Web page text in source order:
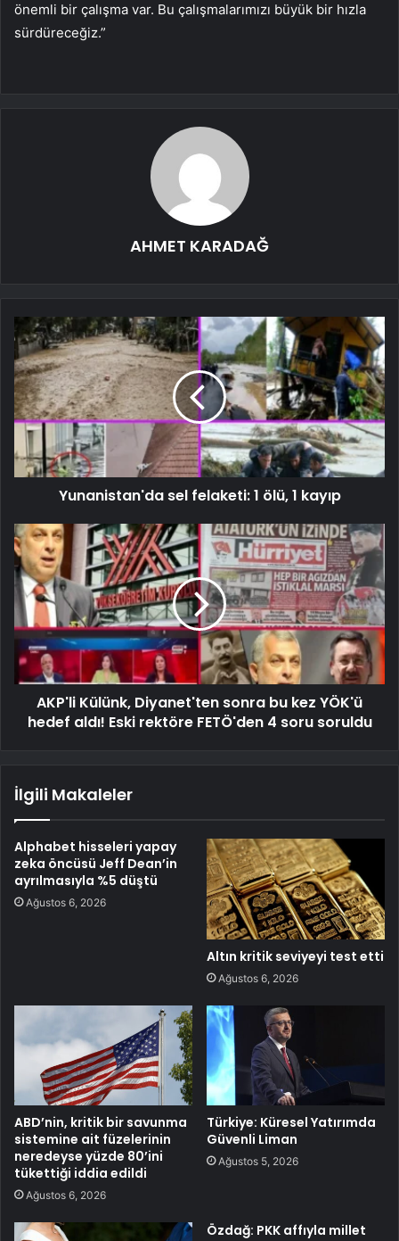
önemli bir çalışma var. Bu çalışmalarımızı büyük bir hızla
sürdüreceğiz.”
AHMET KARADAĞ
Yunanistan'da sel felaketi: 1 ölü, 1 kayıp
AKP'li Külünk, Diyanet'ten sonra bu kez YÖK'ü
hedef aldı! Eski rektöre FETÖ'den 4 soru soruldu
İlgili Makaleler
Alphabet hisseleri yapay
zeka öncüsü Jeff Dean’in
ayrılmasıyla %5 düştü
Ağustos 6, 2026
Altın kritik seviyeyi test etti
Ağustos 6, 2026
ABD’nin, kritik bir savunma
sistemine ait füzelerinin
neredeyse yüzde 80’ini
tükettiği iddia edildi
Ağustos 6, 2026
Türkiye: Küresel Yatırımda
Güvenli Liman
Ağustos 5, 2026
Özdağ: PKK affıyla millet